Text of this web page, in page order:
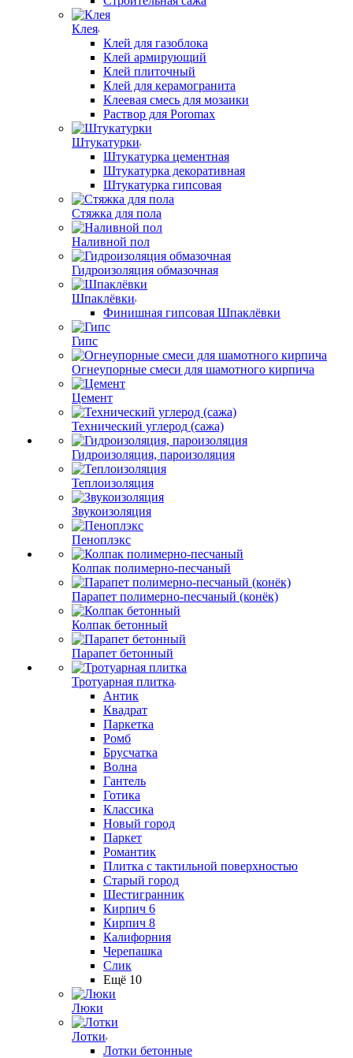
Клея
Клей для газоблока
Клей армирующий
Клей плиточный
Клей для керамогранита
Клеевая смесь для мозаики
Раствор для Poromax
Штукатурки
Штукатурка цементная
Штукатурка декоративная
Штукатурка гипсовая
Стяжка для пола
Наливной пол
Гидроизоляция обмазочная
Шпаклёвки
Финишная гипсовая Шпаклёвки
Гипс
Огнеупорные смеси для шамотного кирпича
Цемент
Технический углерод (сажа)
Гидроизоляция, пароизоляция
Теплоизоляция
Звукоизоляция
Пеноплэкс
Колпак полимерно-песчаный
Парапет полимерно-песчаный (конёк)
Колпак бетонный
Парапет бетонный
Тротуарная плитка
Антик
Квадрат
Паркетка
Ромб
Брусчатка
Волна
Гантель
Готика
Классика
Новый город
Паркет
Романтик
Плитка с тактильной поверхностью
Старый город
Шестигранник
Кирпич 6
Кирпич 8
Калифорния
Черепашка
Слик
Ещё 10
Люки
Лотки
Лотки бетонные